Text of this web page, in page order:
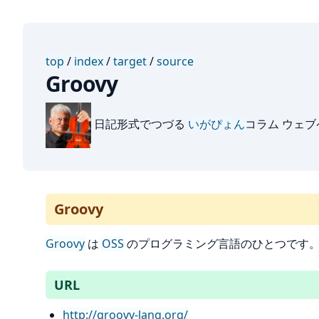
top / index/target/source
Groovy
日記形式でつづる いがぴょんコラム ウェブ
Groovy
Groovy は OSS のプログラミング言語のひとつです。
URL
http://groovy-lang.org/